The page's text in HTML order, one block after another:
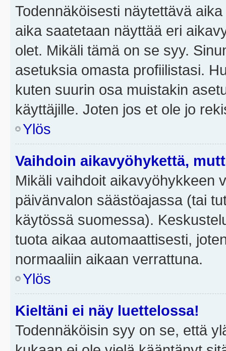
Todennäköisesti näytettävä
aika saatetaan näyttää eri
olet. Mikäli tämä on se syy.
asetuksia omasta profiilistasi.
kuten suurin osa muistakin
käyttäjille. Joten jos et ole jo
Ylös
Vaihdoin aikavyöhykettä,
Mikäli vaihdoit aikavyöhykkeen
päivänvalon säästöajassa (tai
käytössä suomessa).
tuota aikaa automaattisesti,
normaaliin aikaan verrattuna.
Ylös
Kieltäni ei näy luettelossa!
Todennäköisin syy on se, että